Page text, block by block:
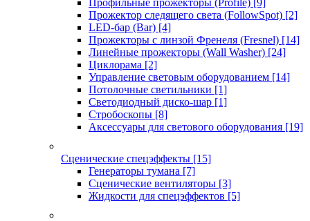
Профильные прожекторы (Profile) [9]
Прожектор следящего света (FollowSpot) [2]
LED-бар (Bar) [4]
Прожекторы с линзой Френеля (Fresnel) [14]
Линейные прожекторы (Wall Washer) [24]
Циклорама [2]
Управление световым оборудованием [14]
Потолочные светильники [1]
Светодиодный диско-шар [1]
Стробоскопы [8]
Аксессуары для светового оборудования [19]
Сценические спецэффекты [15]
Генераторы тумана [7]
Сценические вентиляторы [3]
Жидкости для спецэффектов [5]